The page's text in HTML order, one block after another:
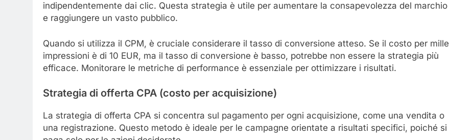
indipendentemente dai clic. Questa strategia è utile per aumentare la consapevolezza del marchio
e raggiungere un vasto pubblico.
Quando si utilizza il CPM, è cruciale considerare il tasso di conversione atteso. Se il costo per mille
impressioni è di 10 EUR, ma il tasso di conversione è basso, potrebbe non essere la strategia più
efficace. Monitorare le metriche di performance è essenziale per ottimizzare i risultati.
Strategia di offerta CPA (costo per acquisizione)
La strategia di offerta CPA si concentra sul pagamento per ogni acquisizione, come una vendita o
una registrazione. Questo metodo è ideale per le campagne orientate a risultati specifici, poiché si